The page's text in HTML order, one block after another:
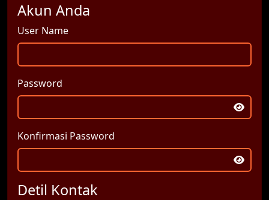
Akun Anda
User Name
Password
Konfirmasi Password
Detil Kontak